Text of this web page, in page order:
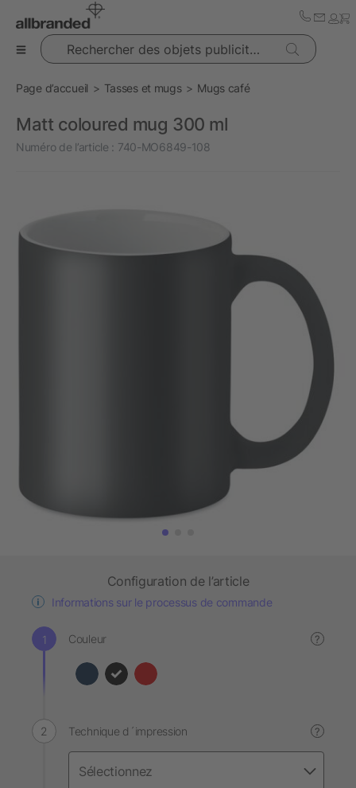
Rechercher des objets publicitaires
Page d’accueil Tasses et mugs Mugs café
Matt coloured mug 300 ml
Numéro de l’article : 740-MO6849-108
Configuration de l’article
Informations sur le processus de commande
Couleur ?
Technique d´impression ?